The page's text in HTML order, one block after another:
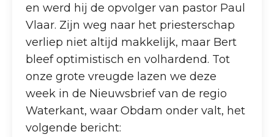
en werd hij de opvolger van pastor Paul
Vlaar. Zijn weg naar het priesterschap
verliep niet altijd makkelijk, maar Bert
bleef optimistisch en volhardend. Tot
onze grote vreugde lazen we deze
week in de Nieuwsbrief van de regio
Waterkant, waar Obdam onder valt, het
volgende bericht: